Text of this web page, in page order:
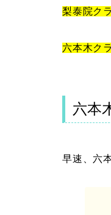
梨泰院ク
六本木ク
六本
早速、六